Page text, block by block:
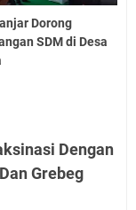
Dorong
SDM di Desa
Dengan
Grebeg